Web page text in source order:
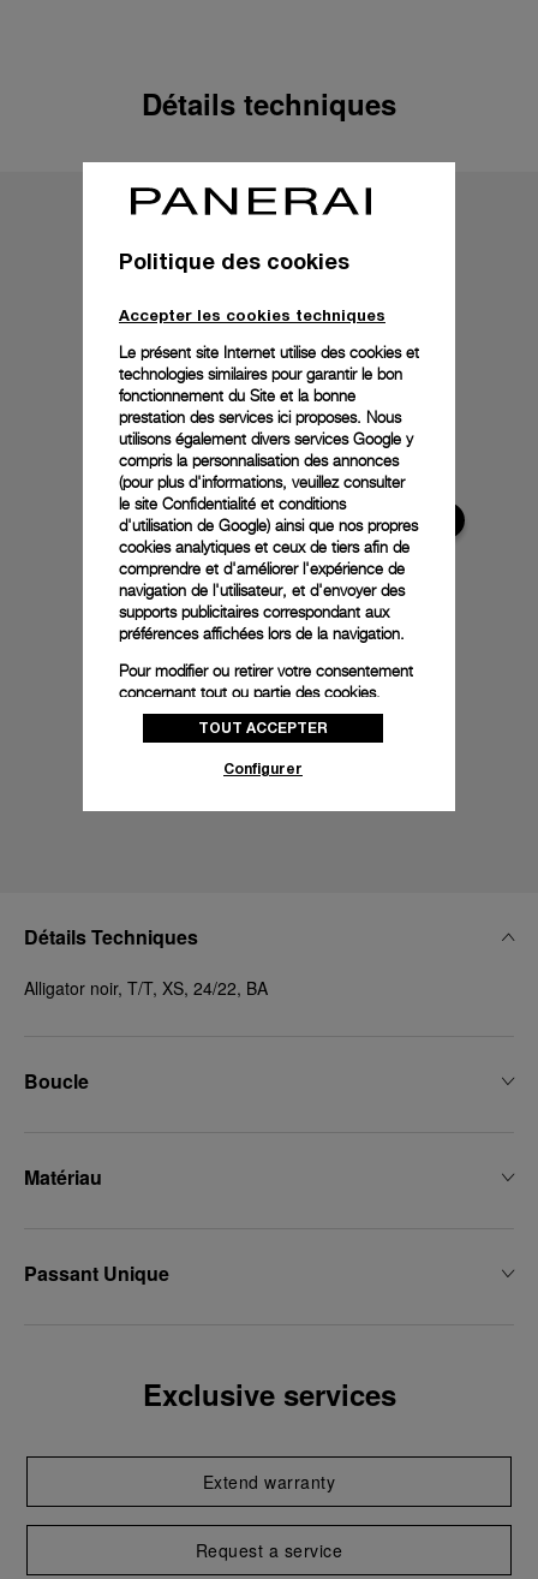
Détails techniques
Détails Techniques
Alligator noir, T/T, XS, 24/22, BA
Boucle
Matériau
Passant Unique
Exclusive services
Extend warranty
Request a service
Politique des cookies
Accepter les cookies techniques
Le présent site Internet utilise des cookies et
technologies similaires pour garantir le bon
fonctionnement du Site et la bonne
prestation des services ici proposes. Nous
utilisons également divers services Google y
compris la personnalisation des annonces
(pour plus d'informations, veuillez consulter
le site Confidentialité et conditions
d'utilisation de Google) ainsi que nos propres
cookies analytiques et ceux de tiers afin de
comprendre et d'améliorer l'expérience de
navigation de l'utilisateur, et d'envoyer des
supports publicitaires correspondant aux
préférences affichées lors de la navigation.
Pour modifier ou retirer votre consentement
concernant tout ou partie des cookies,
cliquez sur « Configurer » ou consultez notre
politique des cookiespour obtenir plus
donnez votre consentement pour l’utilisation
TOUT ACCEPTER
Configurer